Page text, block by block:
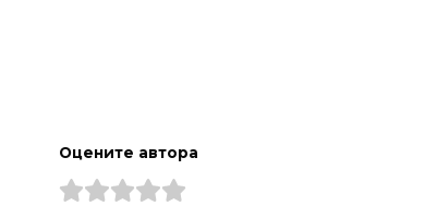
Оцените автора